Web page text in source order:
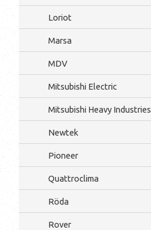
Loriot
Marsa
MDV
Mitsubishi Electric
Mitsubishi Heavy Industries
Newtek
Pioneer
Quattroclima
Röda
Rover